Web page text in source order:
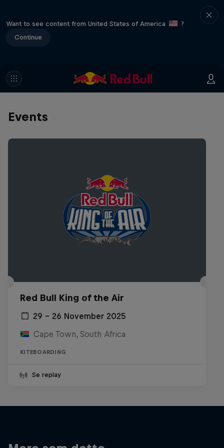
Want to see content from United States of America
?
Continue
Events
Red Bull King of the Air
29 – 26 November 2025
Cape Town, South Africa
KITEBOARDING
Se replay